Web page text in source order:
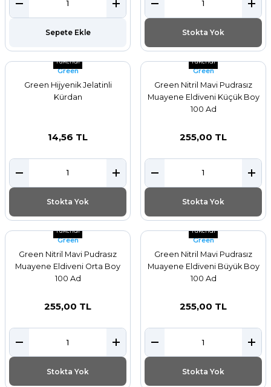
Sepete Ekle Stokta Yok
Tükendi
Green
Green Hijyenik Jelatinli
Kürdan
14,56 TL
Stokta Yok
Tükendi
Green
Green Nitril Mavi Pudrasız
Muayene Eldiveni Küçük Boy
100 Ad
255,00 TL
Stokta Yok
Tükendi
Green
Green Nitril Mavi Pudrasız
Muayene Eldiveni Orta Boy
100 Ad
255,00 TL
Stokta Yok
Tükendi
Green
Green Nitril Mavi Pudrasız
Muayene Eldiveni Büyük Boy
100 Ad
255,00 TL
Stokta Yok